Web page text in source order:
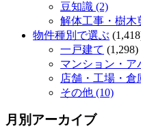
豆知識 (2)
解体工事・樹木
物件種別で選ぶ
一戸建て (1,298)
マンション・ア
店舗・工場・倉
その他 (10)
月別アーカイブ